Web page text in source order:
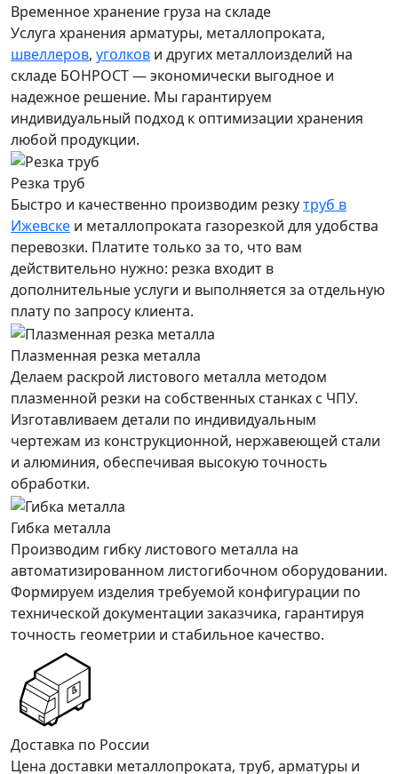
Временное хранение груза на складе
Услуга хранения арматуры, металлопроката,
швеллеров, уголков и других металлоизделий на
складе БОНРОСТ — экономически выгодное и
надежное решение. Мы гарантируем
индивидуальный подход к оптимизации хранения
любой продукции.
Резка труб
Быстро и качественно производим резкутруб в
Ижевске и металлопроката газорезкой для удобства
перевозки. Платите только за то, что вам
действительно нужно: резка входит в
дополнительные услуги и выполняется за отдельную
плату по запросу клиента.
Плазменная резка металла
Делаем раскрой листового металла методом
плазменной резки на собственных станках с ЧПУ.
Изготавливаем детали по индивидуальным
чертежам из конструкционной, нержавеющей стали
и алюминия, обеспечивая высокую точность
обработки.
Гибка металла
Производим гибку листового металла на
автоматизированном листогибочном оборудовании.
Формируем изделия требуемой конфигурации по
технической документации заказчика, гарантируя
точность геометрии и стабильное качество.
Доставка по России
Цена доставки металлопроката, труб, арматуры и